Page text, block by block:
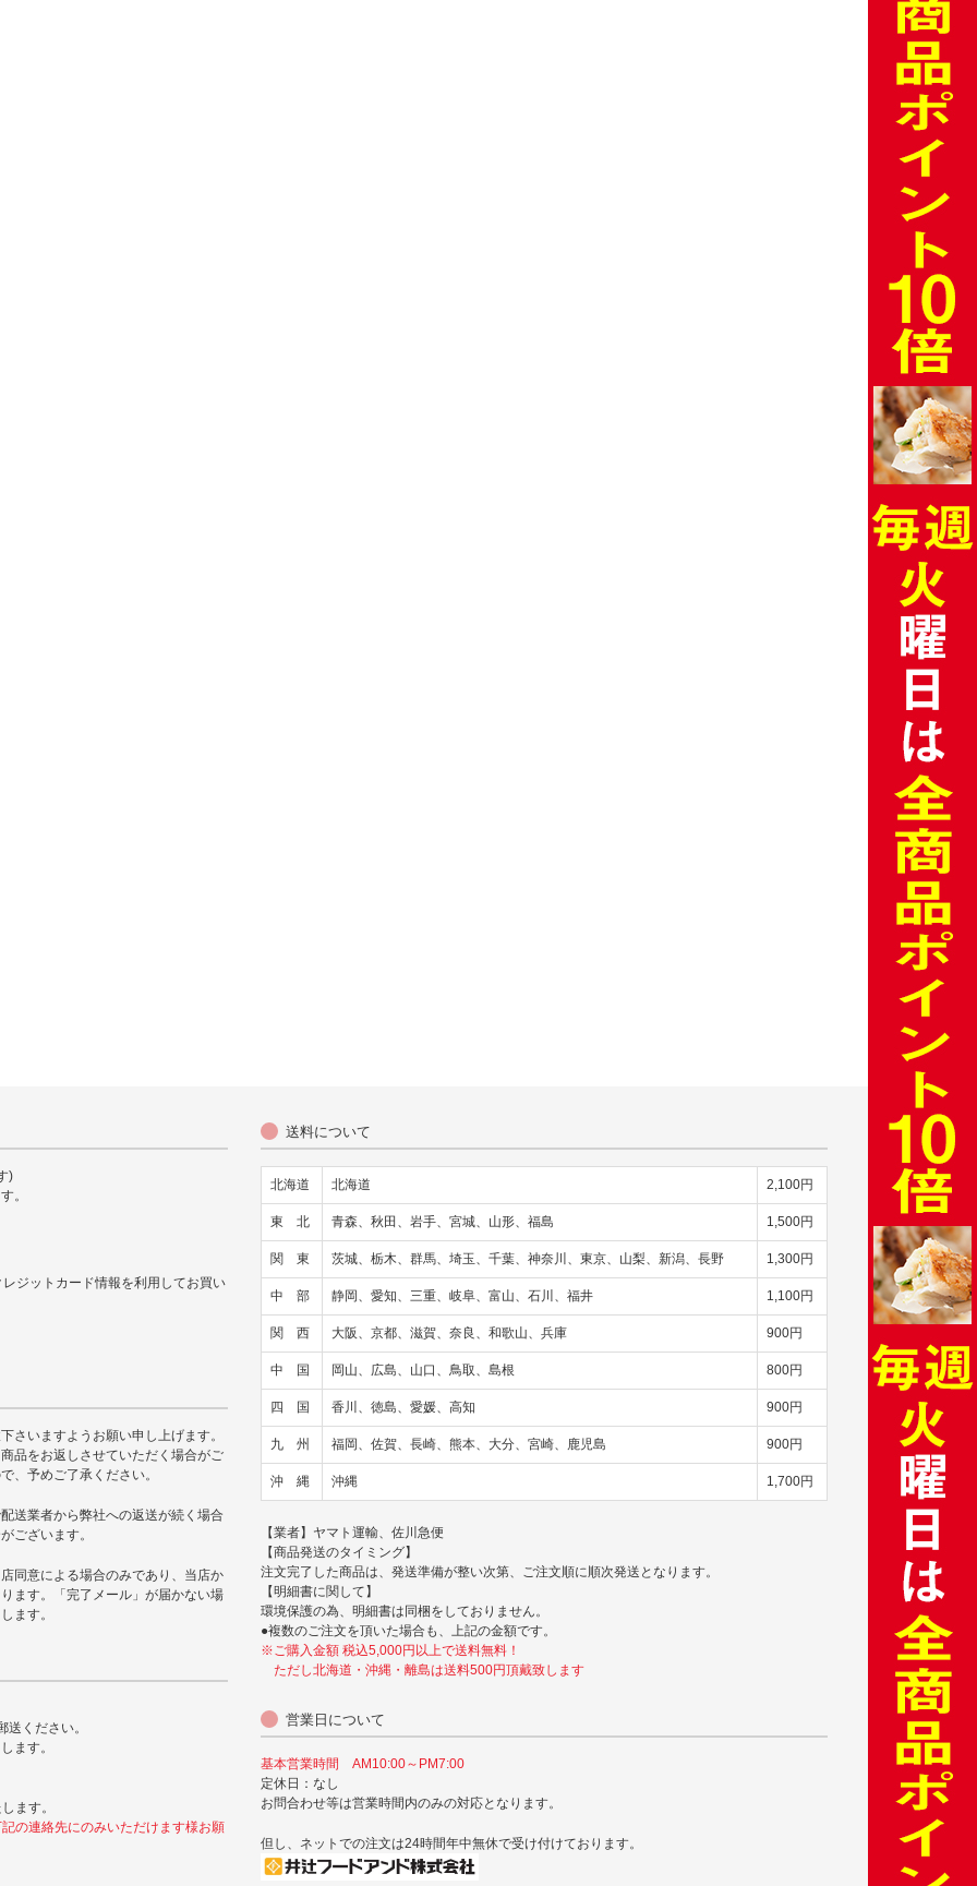
)
。
ジットカード情報を利用してお買い
さいますようお願い申し上げます。
品をお返しさせていただく場合がご
、予めご了承ください。
送業者から弊社への返送が続く場合
ございます。
同意による場合のみであり、当店か
ます。「完了メール」が届かない場
ます。
ください。
ます。
ます。
の連絡先にのみいただけます様お願
送料について
北海道 北海道 2,100円
東 北 青森、秋田、岩手、宮城、山形、福島 1,500円
関 東 茨城、栃木、群馬、埼玉、千葉、神奈川、東京、山梨、新潟、長野 1,300円
中 部 静岡、愛知、三重、岐阜、富山、石川、福井 1,100円
関 西 大阪、京都、滋賀、奈良、和歌山、兵庫 900円
中 国 岡山、広島、山口、鳥取、島根 800円
四 国 香川、徳島、愛媛、高知 900円
九 州 福岡、佐賀、長崎、熊本、大分、宮崎、鹿児島 900円
沖 縄 沖縄 1,700円
【業者】ヤマト運輸、佐川急便
【商品発送のタイミング】
注文完了した商品は、発送準備が整い次第、ご注文順に順次発送となります。
【明細書に関して】
環境保護の為、明細書は同梱をしておりません。
●複数のご注文を頂いた場合も、上記の金額です。
※ご購入金額 税込5,000円以上で送料無料！
ただし北海道・沖縄・離島は送料500円頂戴致します
営業日について
基本営業時間 AM10:00～PM7:00
定休日：なし
お問合わせ等は営業時間内のみの対応となります。
但し、ネットでの注文は24時間年中無休で受け付けております。